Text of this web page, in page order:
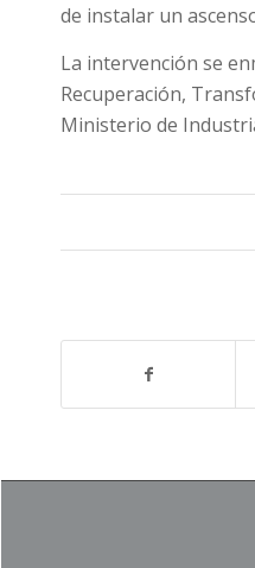
de instalar un
La intervención se
Recuperación,
Ministerio de